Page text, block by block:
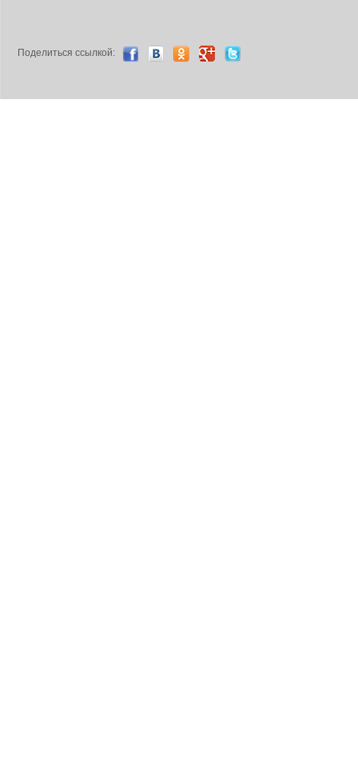
Поделиться ccылкой: